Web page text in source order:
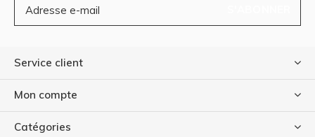
Service client
Mon compte
Catégories